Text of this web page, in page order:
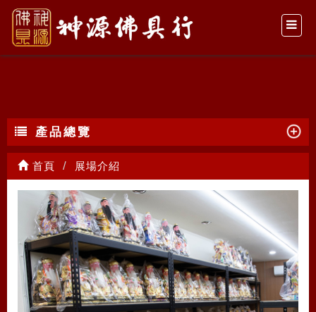
展場介紹
產品總覽
首頁 展場介紹